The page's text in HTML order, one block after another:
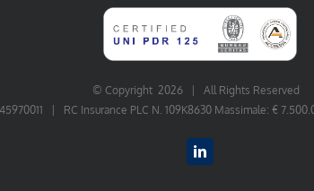
© Copyright 2026 | All Rights Reserved
| RC Insurance PLC N. 109K8630 Massimale: €
LinkedIn